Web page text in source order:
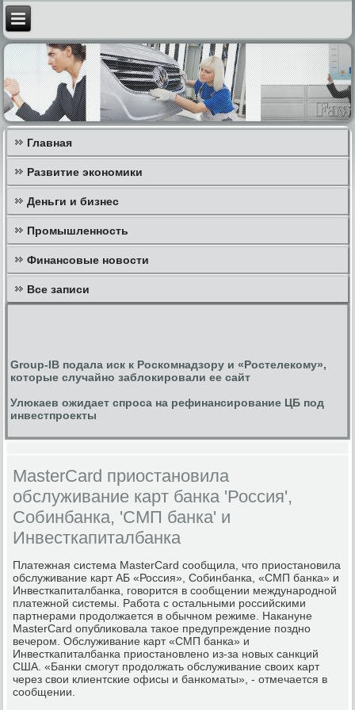
Главная
Развитие экономики
Деньги и бизнес
Промышленность
Финансовые новости
Все записи
Group-IB подала иск к Роскомнадзору и «Ростелекому»,
которые случайно заблокировали ее сайт
Улюкаев ожидает спроса на рефинансирование ЦБ под
инвестпроекты
MasterCard приостановила
обслуживание карт банка 'Россия',
Собинбанка, 'СМП банка' и
Инвесткапиталбанка
Платежная система MasterCard сообщила, что приостановила
обслуживание карт АБ «Россия», Собинбанка, «СМП банка» и
Инвесткапиталбанка, говорится в сообщении международной
платежной системы. Работа с остальными российскими
партнерами продолжается в обычном режиме. Накануне
MasterCard опубликовала такое предупреждение поздно
вечером. Обслуживание карт «СМП банка» и
Инвесткапиталбанка приостановлено из-за новых санкций
США. «Банки смогут продолжать обслуживание своих карт
через свои клиентские офисы и банкоматы», - отмечается в
сообщении.